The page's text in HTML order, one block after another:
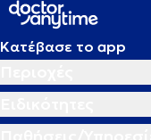
Κατέβασε το app